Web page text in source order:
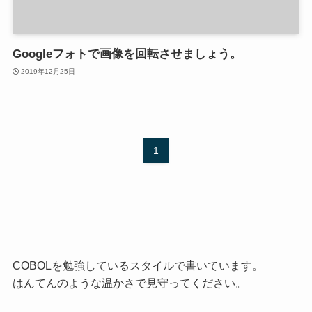
Googleフォトで画像を回転させましょう。
2019年12月25日
1
COBOLを勉強しているスタイルで書いています。
はんてんのような温かさで見守ってください。